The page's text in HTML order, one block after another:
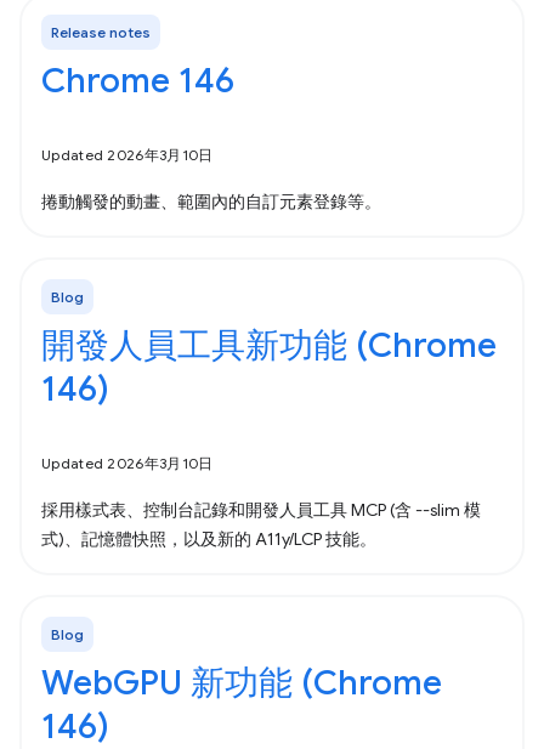
Release notes
Chrome 146
Updated 2026年3月10日
捲動觸發的動畫、範圍內的自訂元素登錄等。
Blog
開發人員工具新功能 (Chrome
146)
Updated 2026年3月10日
採用樣式表、控制台記錄和開發人員工具 MCP (含 --slim 模
式)、記憶體快照，以及新的 A11y/LCP 技能。
Blog
WebGPU 新功能 (Chrome
146)